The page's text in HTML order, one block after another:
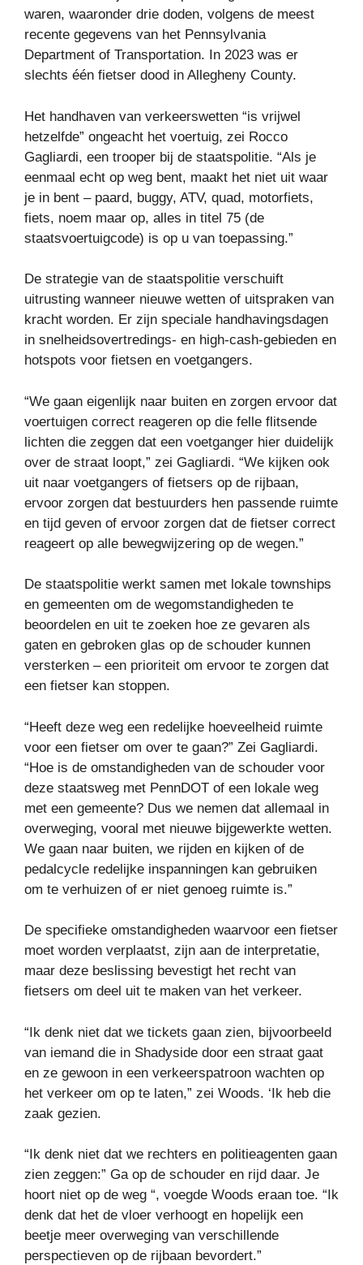
waren, waaronder drie doden, volgens de meest
recente gegevens van het Pennsylvania
Department of Transportation. In 2023 was er
slechts één fietser dood in Allegheny County.
Het handhaven van verkeerswetten “is vrijwel
hetzelfde” ongeacht het voertuig, zei Rocco
Gagliardi, een trooper bij de staatspolitie. “Als je
eenmaal echt op weg bent, maakt het niet uit waar
je in bent – paard, buggy, ATV, quad, motorfiets,
fiets, noem maar op, alles in titel 75 (de
staatsvoertuigcode) is op u van toepassing.”
De strategie van de staatspolitie verschuift
uitrusting wanneer nieuwe wetten of uitspraken van
kracht worden. Er zijn speciale handhavingsdagen
in snelheidsovertredings- en high-cash-gebieden en
hotspots voor fietsen en voetgangers.
“We gaan eigenlijk naar buiten en zorgen ervoor dat
voertuigen correct reageren op die felle flitsende
lichten die zeggen dat een voetganger hier duidelijk
over de straat loopt,” zei Gagliardi. “We kijken ook
uit naar voetgangers of fietsers op de rijbaan,
ervoor zorgen dat bestuurders hen passende ruimte
en tijd geven of ervoor zorgen dat de fietser correct
reageert op alle bewegwijzering op de wegen.”
De staatspolitie werkt samen met lokale townships
en gemeenten om de wegomstandigheden te
beoordelen en uit te zoeken hoe ze gevaren als
gaten en gebroken glas op de schouder kunnen
versterken – een prioriteit om ervoor te zorgen dat
een fietser kan stoppen.
“Heeft deze weg een redelijke hoeveelheid ruimte
voor een fietser om over te gaan?” Zei Gagliardi.
“Hoe is de omstandigheden van de schouder voor
deze staatsweg met PennDOT of een lokale weg
met een gemeente? Dus we nemen dat allemaal in
overweging, vooral met nieuwe bijgewerkte wetten.
We gaan naar buiten, we rijden en kijken of de
pedalcycle redelijke inspanningen kan gebruiken
om te verhuizen of er niet genoeg ruimte is.”
De specifieke omstandigheden waarvoor een fietser
moet worden verplaatst, zijn aan de interpretatie,
maar deze beslissing bevestigt het recht van
fietsers om deel uit te maken van het verkeer.
“Ik denk niet dat we tickets gaan zien, bijvoorbeeld
van iemand die in Shadyside door een straat gaat
en ze gewoon in een verkeerspatroon wachten op
het verkeer om op te laten,” zei Woods. ‘Ik heb die
zaak gezien.
“Ik denk niet dat we rechters en politieagenten gaan
zien zeggen:” Ga op de schouder en rijd daar. Je
hoort niet op de weg “, voegde Woods eraan toe. “Ik
denk dat het de vloer verhoogt en hopelijk een
beetje meer overweging van verschillende
perspectieven op de rijbaan bevordert.”